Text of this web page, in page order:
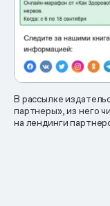
В рассылке
партнеры», из него
на лендинги